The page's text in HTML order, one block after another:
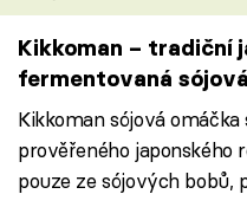
Kikkoman – tradiční
fermentovaná
Kikkoman sójová
prověřeného
pouze ze sójových bobů,